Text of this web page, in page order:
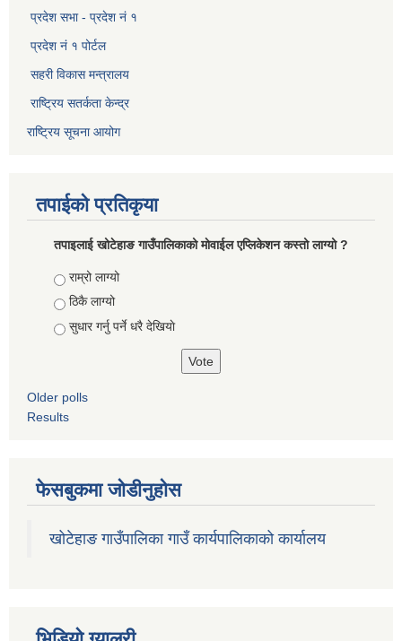
प्रदेश सभा - प्रदेश नं १
प्रदेश नं १ पोर्टल
सहरी विकास मन्त्रालय
राष्ट्रिय सतर्कता केन्द्र
राष्ट्रिय सूचना आयोग
तपाईको प्रतिकृया
तपाइलाई खोटेहाङ गाउँपालिकाको माेवाईल एप्लिकेशन कस्तो लाग्यो ?
Choices
राम्रो लाग्यो
ठिकै लाग्यो
सुधार गर्नु पर्ने धरै देखियाे
Older polls
Results
फेसबुकमा जोडीनुहोस
खोटेहाङ गाउँपालिका गाउँ कार्यपालिकाको कार्यालय